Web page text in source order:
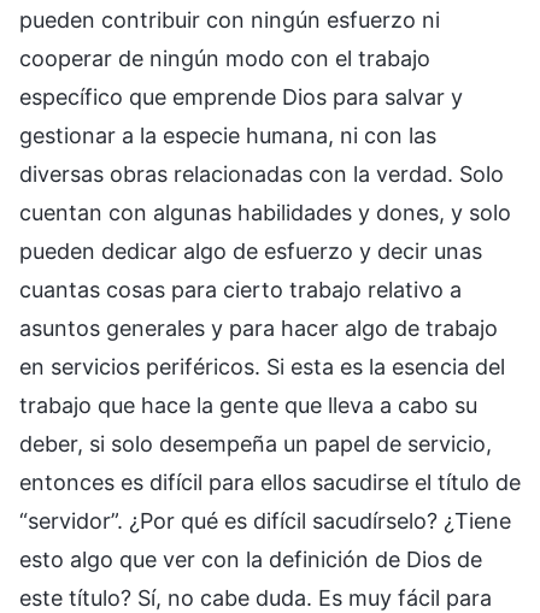
pueden contribuir con ningún esfuerzo ni
cooperar de ningún modo con el trabajo
específico que emprende Dios para salvar y
gestionar a la especie humana, ni con las
diversas obras relacionadas con la verdad. Solo
cuentan con algunas habilidades y dones, y solo
pueden dedicar algo de esfuerzo y decir unas
cuantas cosas para cierto trabajo relativo a
asuntos generales y para hacer algo de trabajo
en servicios periféricos. Si esta es la esencia del
trabajo que hace la gente que lleva a cabo su
deber, si solo desempeña un papel de servicio,
entonces es difícil para ellos sacudirse el título de
“servidor”. ¿Por qué es difícil sacudírselo? ¿Tiene
esto algo que ver con la definición de Dios de
este título? Sí, no cabe duda. Es muy fácil para